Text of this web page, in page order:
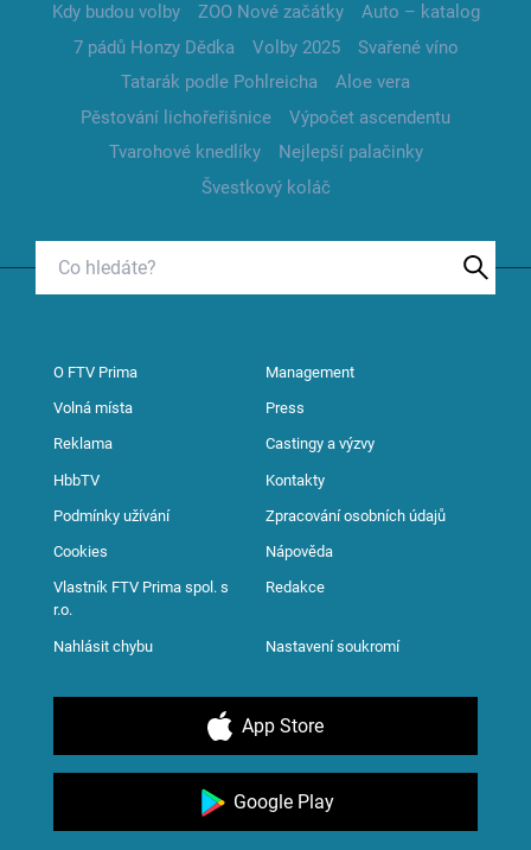
Kdy budou volby
ZOO Nové začátky
Auto – katalog
7 pádů Honzy Dědka
Volby 2025
Svařené víno
Tatarák podle Pohlreicha
Aloe vera
Pěstování lichořeřišnice
Výpočet ascendentu
Tvarohové knedlíky
Nejlepší palačinky
Švestkový koláč
O FTV Prima Management
Volná místa Press
Reklama Castingy a výzvy
HbbTV Kontakty
Podmínky užívání Zpracování osobních údajů
Cookies Nápověda
Vlastník FTV Prima spol. s
r.o.
Redakce
Nahlásit chybu Nastavení soukromí
App Store
Google Play